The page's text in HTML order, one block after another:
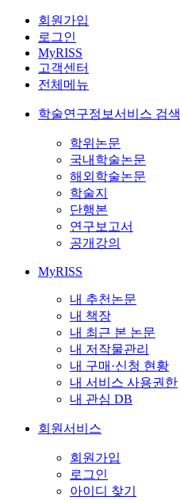
회원가입
로그인
MyRISS
고객센터
전체메뉴
학술연구정보서비스 검색
학위논문
국내학술논문
해외학술논문
학술지
단행본
연구보고서
공개강의
MyRISS
내 추천논문
내 책장
내 최근 본 논문
내 저작물관리
내 구매·신청 현황
내 서비스 사용권한
내 관심 DB
회원서비스
회원가입
로그인
아이디 찾기